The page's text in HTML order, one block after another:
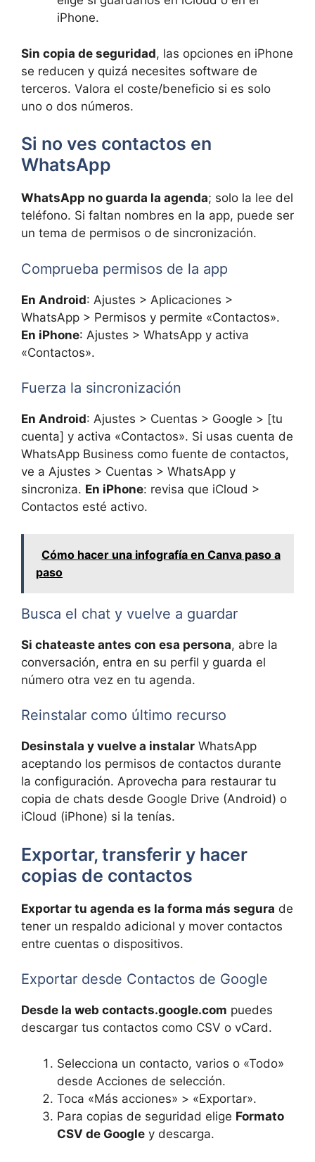
iPhone.
Sin copia de seguridad, las opciones en iPhone
se reducen y quizá necesites software de
terceros. Valora el coste/beneficio si es solo
uno o dos números.
Si no ves contactos en
WhatsApp
WhatsApp no guarda la agenda; solo la lee del
teléfono. Si faltan nombres en la app, puede ser
un tema de permisos o de sincronización.
Comprueba permisos de la app
En Android: Ajustes > Aplicaciones >
WhatsApp > Permisos y permite «Contactos».
En iPhone: Ajustes > WhatsApp y activa
«Contactos».
Fuerza la sincronización
En Android: Ajustes > Cuentas > Google > [tu
cuenta] y activa «Contactos». Si usas cuenta de
WhatsApp Business como fuente de contactos,
ve a Ajustes > Cuentas > WhatsApp y
sincroniza. En iPhone: revisa que iCloud >
Contactos esté activo.
Cómo hacer una infografía en Canva paso a
paso
Busca el chat y vuelve a guardar
Si chateaste antes con esa persona, abre la
conversación, entra en su perfil y guarda el
número otra vez en tu agenda.
Reinstalar como último recurso
Desinstala y vuelve a instalar WhatsApp
aceptando los permisos de contactos durante
la configuración. Aprovecha para restaurar tu
copia de chats desde Google Drive (Android) o
iCloud (iPhone) si la tenías.
Exportar, transferir y hacer
copias de contactos
Exportar tu agenda es la forma más segura de
tener un respaldo adicional y mover contactos
entre cuentas o dispositivos.
Exportar desde Contactos de Google
Desde la web contacts.google.com puedes
descargar tus contactos como CSV o vCard.
Selecciona un contacto, varios o «Todo»
desde Acciones de selección.
Toca «Más acciones» > «Exportar».
Para copias de seguridad elige Formato
CSV de Google y descarga.